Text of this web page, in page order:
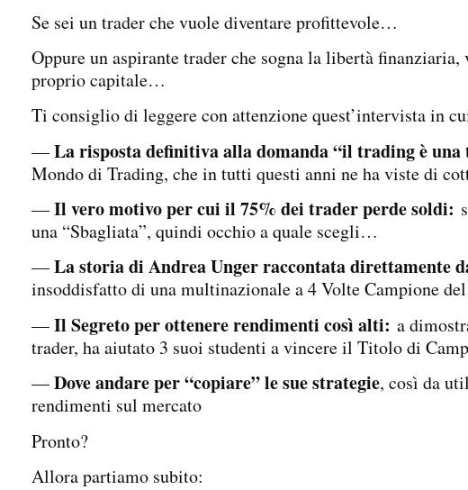
Se sei un trader che vuole diventare profittevole…
Oppure un aspirante trader che sogna la libertà
proprio capitale…
Ti consiglio di leggere con attenzione quest’intervista in
—La risposta definitiva alla domanda “il trading è una
Mondo di Trading, che in tutti questi anni ne ha viste di
—Il vero motivo per cui il 75% dei trader perde soldi:
una “Sbagliata”, quindi occhio a quale scegli…
—La storia di Andrea Unger raccontata direttamente
insoddisfatto di una multinazionale a 4 Volte Campione
—Il Segreto per ottenere rendimenti così alti: a
trader, ha aiutato 3 suoi studenti a vincere il Titolo di
—Dove andare per “copiare” le sue strategie, così da
rendimenti sul mercato
Pronto?
Allora partiamo subito: